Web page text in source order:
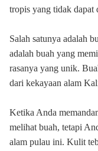
tropis yang tidak dapat
Salah satunya adalah
adalah buah yang
rasanya yang unik.
dari kekayaan alam
Ketika Anda
melihat buah, tetapi
alam pulau ini. Kulit